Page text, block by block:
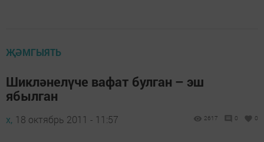
ҖӘМГЫЯТЬ
Шикләнелүче вафат булган – эш
ябылган
х, 18 октябрь 2011 - 11:57 2617 0 0